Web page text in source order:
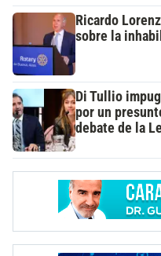
Ricardo
sobre la
Di Tullio
por un
debate de la